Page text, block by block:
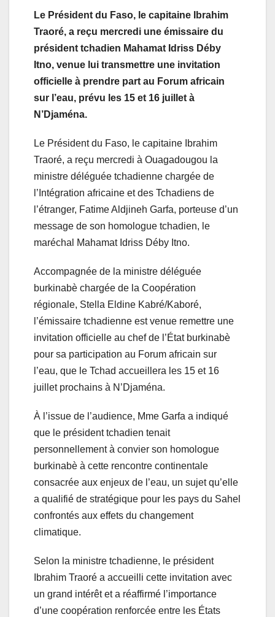
Le Président du Faso, le capitaine Ibrahim
Traoré, a reçu mercredi une émissaire du
président tchadien Mahamat Idriss Déby
Itno, venue lui transmettre une invitation
officielle à prendre part au Forum africain
sur l’eau, prévu les 15 et 16 juillet à
N’Djaména.
Le Président du Faso, le capitaine Ibrahim
Traoré, a reçu mercredi à Ouagadougou la
ministre déléguée tchadienne chargée de
l’Intégration africaine et des Tchadiens de
l’étranger, Fatime Aldjineh Garfa, porteuse d’un
message de son homologue tchadien, le
maréchal Mahamat Idriss Déby Itno.
Accompagnée de la ministre déléguée
burkinabè chargée de la Coopération
régionale, Stella Eldine Kabré/Kaboré,
l’émissaire tchadienne est venue remettre une
invitation officielle au chef de l’État burkinabè
pour sa participation au Forum africain sur
l’eau, que le Tchad accueillera les 15 et 16
juillet prochains à N’Djaména.
À l’issue de l’audience, Mme Garfa a indiqué
que le président tchadien tenait
personnellement à convier son homologue
burkinabè à cette rencontre continentale
consacrée aux enjeux de l’eau, un sujet qu’elle
a qualifié de stratégique pour les pays du Sahel
confrontés aux effets du changement
climatique.
Selon la ministre tchadienne, le président
Ibrahim Traoré a accueilli cette invitation avec
un grand intérêt et a réaffirmé l’importance
d’une coopération renforcée entre les États